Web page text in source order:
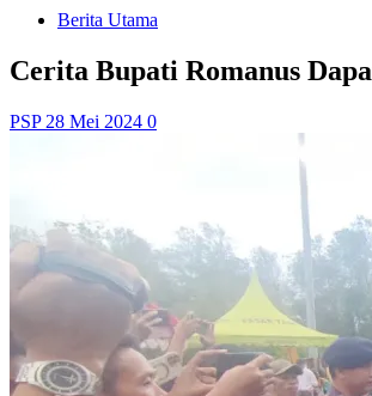
Berita Utama
Cerita Bupati Romanus
PSP 28 Mei 2024 0